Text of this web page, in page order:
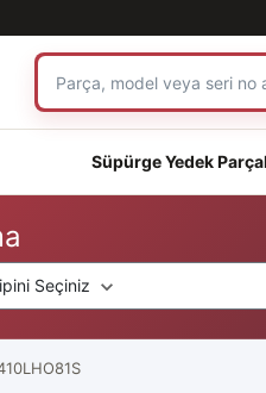
Süpürge Yedek
Seçiniz